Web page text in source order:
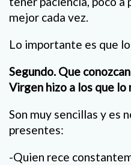
mejor cada vez.
Lo importante es que
Segundo. Que
Virgen hizo a los que lo
Son muy sencillas y es
presentes:
-Quien rece